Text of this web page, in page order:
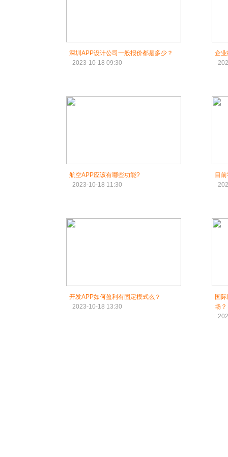
深圳APP设计公司一般报价都是多少？
2023-10-18 09:30
企
航空APP应该有哪些功能?
2023-10-18 11:30
目
开发APP如何盈利有固定模式么？
2023-10-18 13:30
国
场？